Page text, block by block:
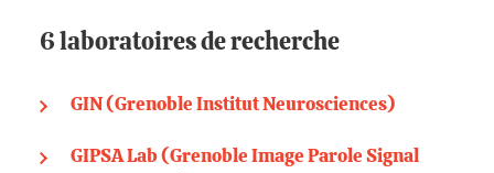
6 laboratoires de recherche
GIN (Grenoble Institut Neurosciences)
GIPSA Lab (Grenoble Image Parole Signal